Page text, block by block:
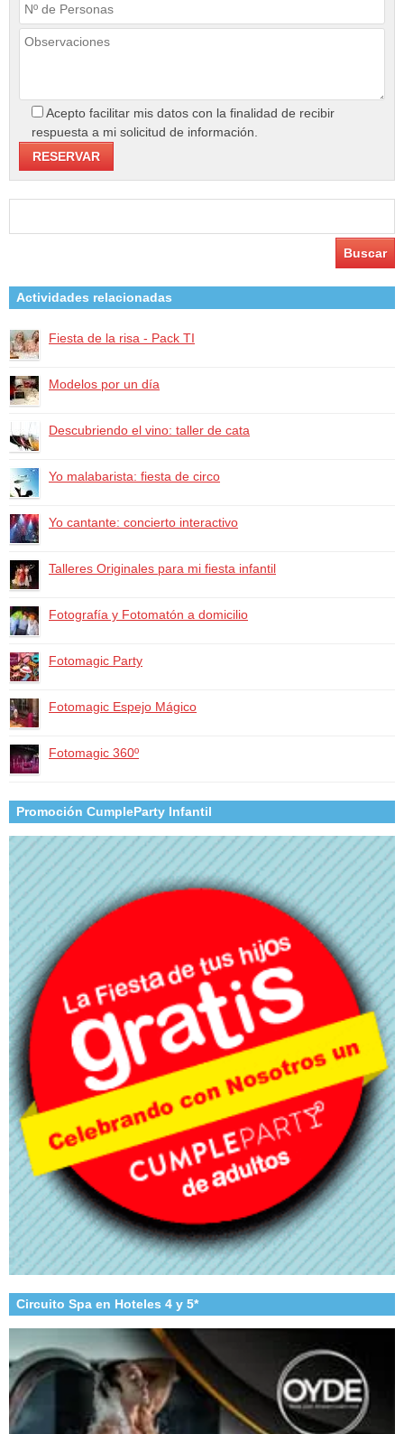
Acepto facilitar mis datos con la finalidad de recibir
respuesta a mi solicitud de información.
Actividades relacionadas
Fiesta de la risa - Pack TI
Modelos por un día
Descubriendo el vino: taller de cata
Yo malabarista: fiesta de circo
Yo cantante: concierto interactivo
Talleres Originales para mi fiesta infantil
Fotografía y Fotomatón a domicilio
Fotomagic Party
Fotomagic Espejo Mágico
Fotomagic 360º
Promoción CumpleParty Infantil
Circuito Spa en Hoteles 4 y 5*